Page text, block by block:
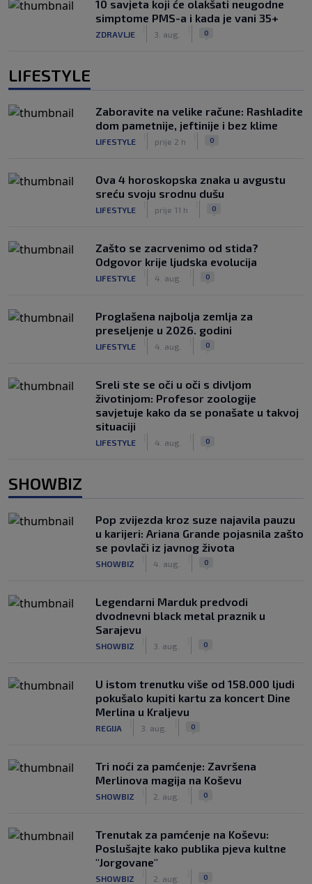
10 savjeta koji će olakšati neugodne
simptome PMS-a i kada je vani 35+
ZDRAVLJE 3. aug. 0
LIFESTYLE
Zaboravite na velike račune: Rashladite
dom pametnije, jeftinije i bez klime
LIFESTYLE prije 2 h 0
Ova 4 horoskopska znaka u avgustu
sreću svoju srodnu dušu
LIFESTYLE prije 11 h 0
Zašto se zacrvenimo od stida?
Odgovor krije ljudska evolucija
LIFESTYLE 4. aug. 0
Proglašena najbolja zemlja za
preseljenje u 2026. godini
LIFESTYLE 4. aug. 0
Sreli ste se oči u oči s divljom
životinjom: Profesor zoologije
savjetuje kako da se ponašate u takvoj
situaciji
LIFESTYLE 4. aug. 0
SHOWBIZ
Pop zvijezda kroz suze najavila pauzu
u karijeri: Ariana Grande pojasnila zašto
se povlači iz javnog života
SHOWBIZ 4. aug. 0
Legendarni Marduk predvodi
dvodnevni black metal praznik u
Sarajevu
SHOWBIZ 3. aug. 0
U istom trenutku više od 158.000 ljudi
pokušalo kupiti kartu za koncert Dine
Merlina u Kraljevu
REGIJA 3. aug. 0
Tri noći za pamćenje: Završena
Merlinova magija na Koševu
SHOWBIZ 2. aug. 0
Trenutak za pamćenje na Koševu:
Poslušajte kako publika pjeva kultne
"Jorgovane"
SHOWBIZ 2. aug. 0